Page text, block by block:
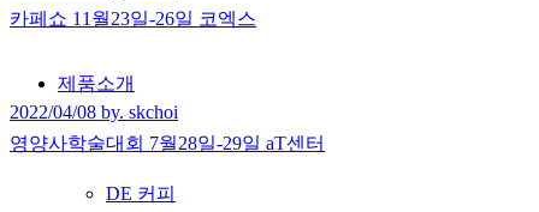
제품소개
DE 커피
카페쇼 11월23일-26일 코엑스
2022/04/08 by. skchoi
영양사학술대회 7월28일-29일 aT센터